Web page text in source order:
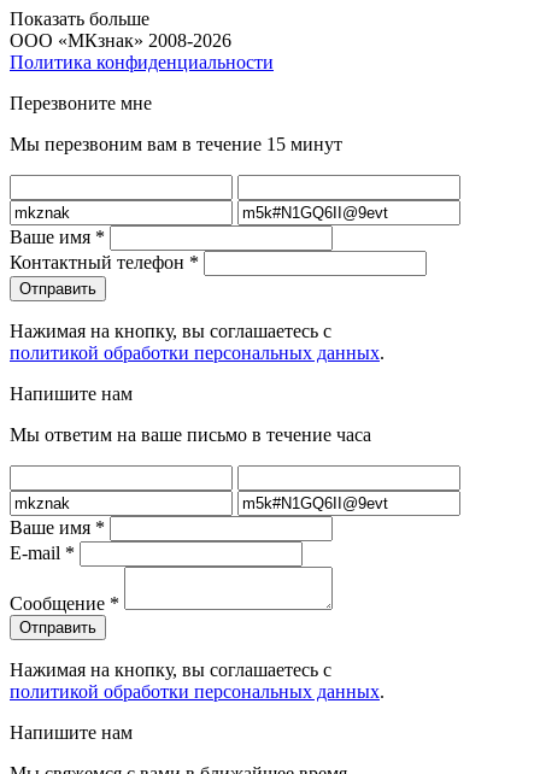
Показать больше
ООО «МКзнак» 2008-2026
Политика конфиденциальности
Перезвоните мне
Мы перезвоним вам в течение 15 минут
Ваше имя *
Контактный телефон *
Нажимая на кнопку, вы соглашаетесь с
политикой обработки персональных данных.
Напишите нам
Мы ответим на ваше письмо в течение часа
Ваше имя *
E-mail *
Сообщение *
Нажимая на кнопку, вы соглашаетесь с
политикой обработки персональных данных.
Напишите нам